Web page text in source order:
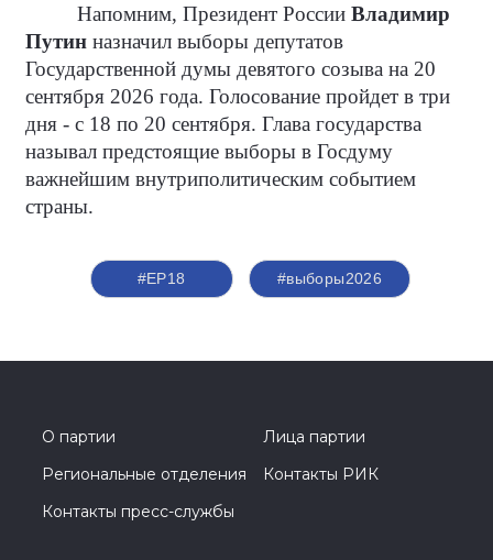
Напомним, Президент РоссииВладимир
Путин назначил выборы депутатов
Государственной думы девятого созыва на 20
сентября 2026 года. Голосование пройдет в три
дня - с 18 по 20 сентября. Глава государства
называл предстоящие выборы в Госдуму
важнейшим внутриполитическим событием
страны.
#ЕР18 #выборы2026
О партии
Лица партии
Региональные отделения
Контакты РИК
Контакты пресс-службы